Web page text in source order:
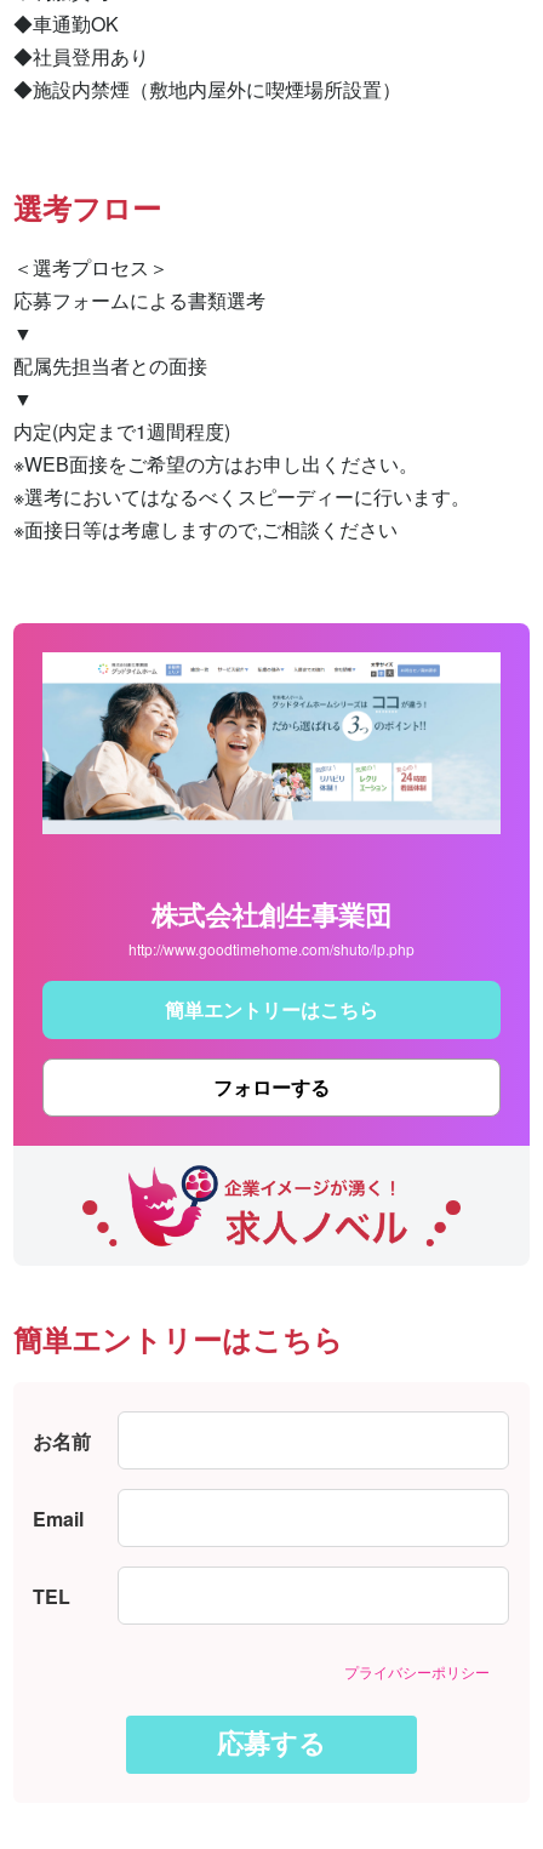
◆車通勤OK
◆社員登用あり
◆施設内禁煙（敷地内屋外に喫煙場所設置）
選考フロー
＜選考プロセス＞
応募フォームによる書類選考
▼
配属先担当者との面接
▼
内定(内定まで1週間程度)
※WEB面接をご希望の方はお申し出ください。
※選考においてはなるべくスピーディーに行います。
※面接日等は考慮しますので,ご相談ください
株式会社創生事業団
http://www.goodtimehome.com/shuto/lp.php
簡単エントリーはこちら
フォローする
簡単エントリーはこちら
お名前
Email
TEL
プライバシーポリシー